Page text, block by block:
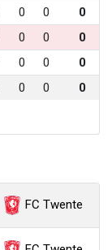
0 0
0
0 0
0
0 0
0
0 0 0
FC Twente